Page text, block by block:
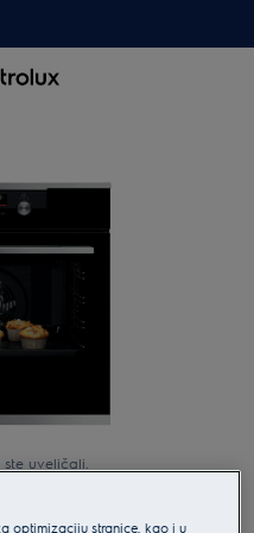
uveličali.
optimizaciju stranice, kao i u